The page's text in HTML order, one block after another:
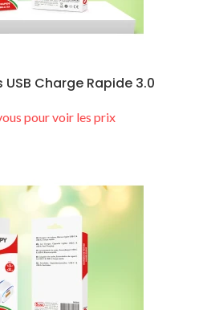
Charge Rapide 3.0
pour voir les prix